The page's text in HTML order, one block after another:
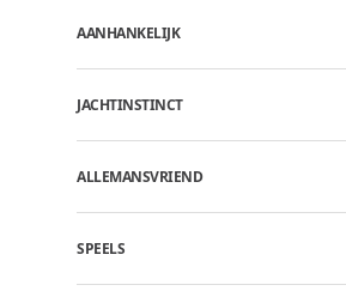
AANHANKELIJK
JACHTINSTINCT
ALLEMANSVRIEND
SPEELS